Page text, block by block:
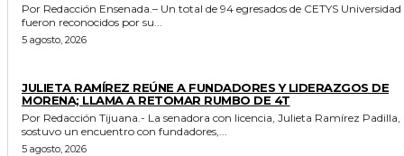
Por Redacción Ensenada.– Un total de 94 egresados de CETYS Universidad
fueron reconocidos por su...
5 agosto, 2026
JULIETA RAMÍREZ REÚNE A FUNDADORES Y LIDERAZGOS DE
MORENA; LLAMA A RETOMAR RUMBO DE 4T
Por Redacción Tijuana.- La senadora con licencia, Julieta Ramírez Padilla,
sostuvo un encuentro con fundadores,...
5 agosto, 2026